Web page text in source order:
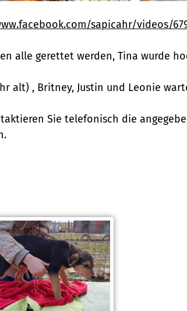
sapicahr/videos/
alle gerettet werden, Tina wurde
alt) , Britney, Justin und Leonie
Sie telefonisch die